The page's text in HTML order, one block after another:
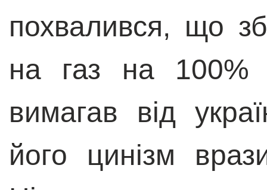
похвалився, що
на газ на 100%
вимагав від
його цинізм